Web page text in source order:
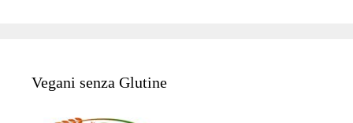
Vegani senza Glutine